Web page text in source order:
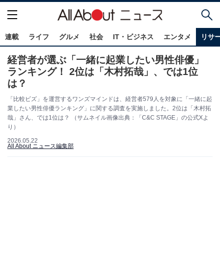
連載 ライフ グルメ 社会 IT・ビジネス エンタメ リサ
経営者が選ぶ「一緒に起業したい男性俳優」
ランキング！ 2位は「木村拓哉」、では1位
は？
「比較ビズ」を運営するワンズマインドは、経営者579人を対象に「一緒に起
業したい男性俳優ランキング」に関する調査を実施しました。2位は「木村拓
哉」さん、では1位は？ （サムネイル画像出典：「C&C STAGE」の公式Xよ
り）
2026.05.22
All About ニュース編集部